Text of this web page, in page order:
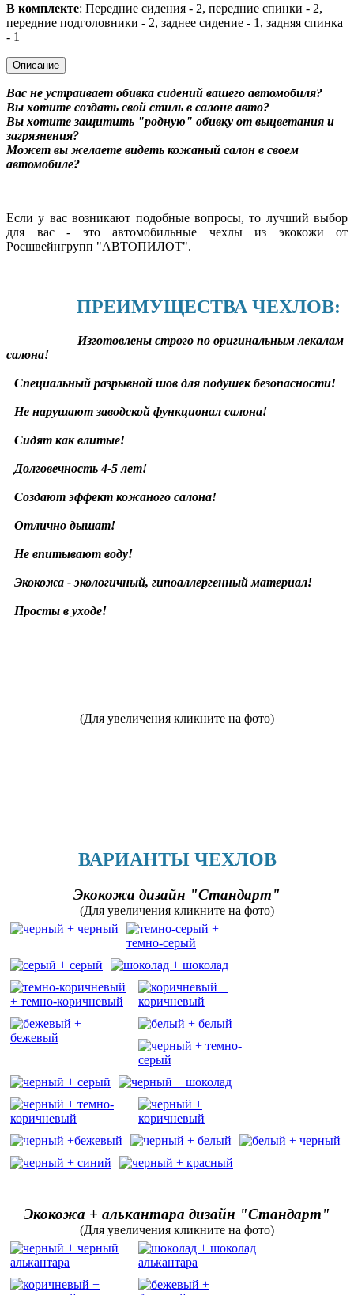
В комплекте: Передние сидения - 2, передние спинки - 2,
передние подголовники - 2, заднее сидение - 1, задняя спинка
- 1
Описание
Вас не устраивает обивка сидений вашего автомобиля?
Вы хотите создать свой стиль в салоне авто?
Вы хотите защитить "родную" обивку от выцветания и
загрязнения?
Может вы желаете видеть кожаный салон в своем
автомобиле?
Если у вас возникают подобные вопросы, то лучший выбор
для вас - это автомобильные чехлы из экокожи от
Росшвейнгрупп "АВТОПИЛОТ".
ПРЕИМУЩЕСТВА ЧЕХЛОВ:
Изготовлены строго по оригинальным лекалам
салона!
Специальный разрывной шов для подушек безопасности!
Не нарушают заводской функционал салона!
Сидят как влитые!
Долговечность 4-5 лет!
Создают эффект кожаного салона!
Отлично дышат!
Не впитывают воду!
Экокожа - экологичный, гипоаллергенный материал!
Просты в уходе!
(Для увеличения кликните на фото)
ВАРИАНТЫ ЧЕХЛОВ
Экокожа дизайн "Стандарт"
(Для увеличения кликните на фото)
Экокожа + алькантара дизайн "Стандарт"
(Для увеличения кликните на фото)